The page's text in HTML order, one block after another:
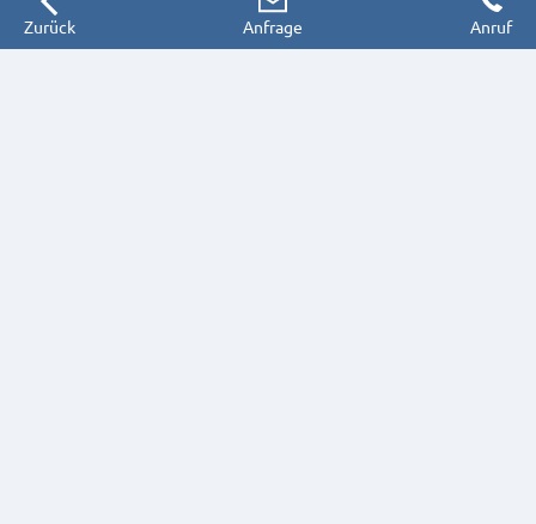
Zurück Anfrage Anruf